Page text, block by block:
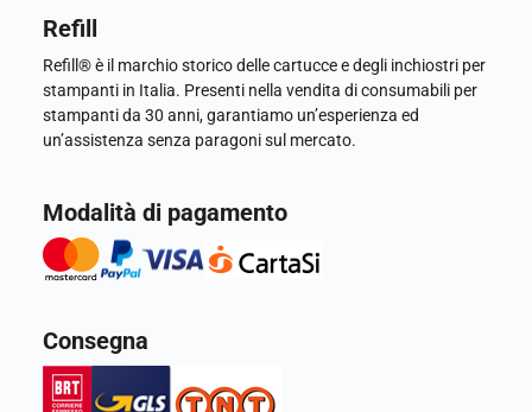
Refill
Refill® è il marchio storico delle cartucce e degli inchiostri per
stampanti in Italia. Presenti nella vendita di consumabili per
stampanti da 30 anni, garantiamo un’esperienza ed
un’assistenza senza paragoni sul mercato.
Modalità di pagamento
Consegna